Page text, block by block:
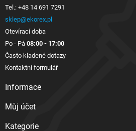
Tel.: +48 14 691 7291
sklep@ekorex.pl
Otevírací doba
Po - Pá 08:00 - 17:00
Často kladené dotazy
Kontaktní formulář
Informace
Můj účet
Kategorie